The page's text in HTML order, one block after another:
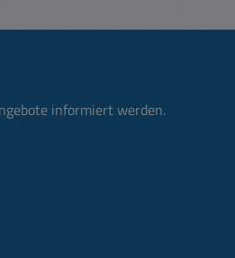
informiert werden.